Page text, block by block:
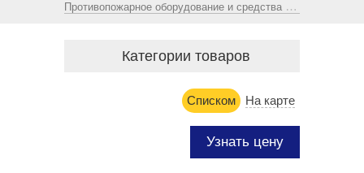
Противопожарное оборудование и средства пожаротушения
Категории товаров
На карте
Списком
Узнать цену